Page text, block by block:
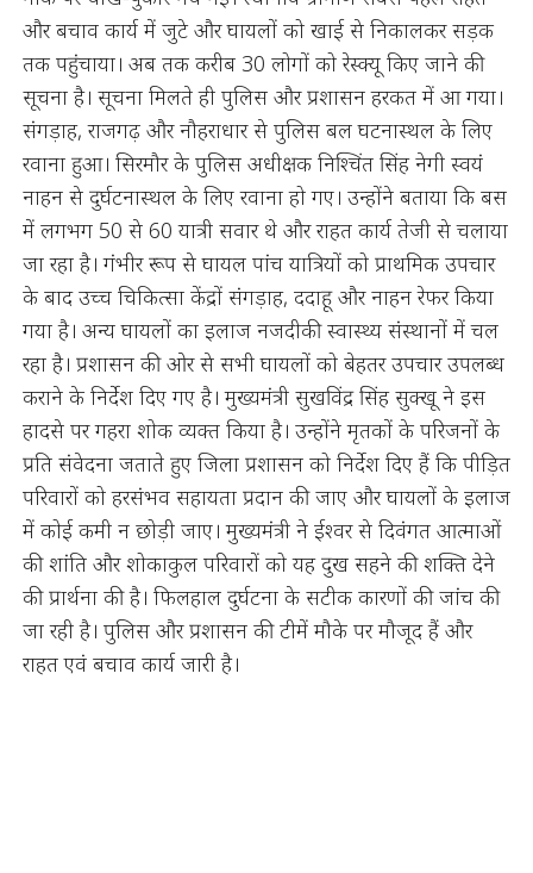
और बचाव कार्य में जुटे और घायलों को खाई से निकालकर सड़क
तक पहुंचाया। अब तक करीब 30 लोगों को रेस्क्यू किए जाने की
सूचना है। सूचना मिलते ही पुलिस और प्रशासन हरकत में आ गया।
संगड़ाह, राजगढ़ और नौहराधार से पुलिस बल घटनास्थल के लिए
रवाना हुआ। सिरमौर के पुलिस अधीक्षक निश्चिंत सिंह नेगी स्वयं
नाहन से दुर्घटनास्थल के लिए रवाना हो गए। उन्होंने बताया कि बस
में लगभग 50 से 60 यात्री सवार थे और राहत कार्य तेजी से चलाया
जा रहा है। गंभीर रूप से घायल पांच यात्रियों को प्राथमिक उपचार
के बाद उच्च चिकित्सा केंद्रों संगड़ाह, ददाहू और नाहन रेफर किया
गया है। अन्य घायलों का इलाज नजदीकी स्वास्थ्य संस्थानों में चल
रहा है। प्रशासन की ओर से सभी घायलों को बेहतर उपचार उपलब्ध
कराने के निर्देश दिए गए है। मुख्यमंत्री सुखविंद्र सिंह सुक्खू ने इस
हादसे पर गहरा शोक व्यक्त किया है। उन्होंने मृतकों के परिजनों के
प्रति संवेदना जताते हुए जिला प्रशासन को निर्देश दिए हैं कि पीड़ित
परिवारों को हरसंभव सहायता प्रदान की जाए और घायलों के इलाज
में कोई कमी न छोड़ी जाए। मुख्यमंत्री ने ईश्वर से दिवंगत आत्माओं
की शांति और शोकाकुल परिवारों को यह दुख सहने की शक्ति देने
की प्रार्थना की है। फिलहाल दुर्घटना के सटीक कारणों की जांच की
जा रही है। पुलिस और प्रशासन की टीमें मौके पर मौजूद हैं और
राहत एवं बचाव कार्य जारी है।